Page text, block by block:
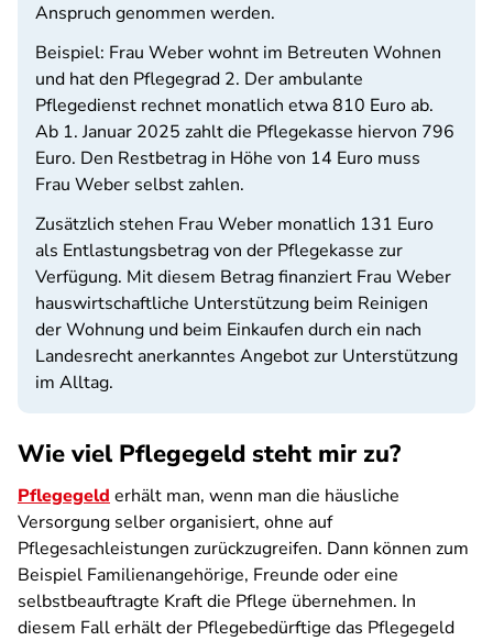
Anspruch genommen werden.
Beispiel: Frau Weber wohnt im Betreuten Wohnen
und hat den Pflegegrad 2. Der ambulante
Pflegedienst rechnet monatlich etwa 810 Euro ab.
Ab 1. Januar 2025 zahlt die Pflegekasse hiervon 796
Euro. Den Restbetrag in Höhe von 14 Euro muss
Frau Weber selbst zahlen.
Zusätzlich stehen Frau Weber monatlich 131 Euro
als Entlastungsbetrag von der Pflegekasse zur
Verfügung. Mit diesem Betrag finanziert Frau Weber
hauswirtschaftliche Unterstützung beim Reinigen
der Wohnung und beim Einkaufen durch ein nach
Landesrecht anerkanntes Angebot zur Unterstützung
im Alltag.
Wie viel Pflegegeld steht mir zu?
Pflegegeld erhält man, wenn man die häusliche
Versorgung selber organisiert, ohne auf
Pflegesachleistungen zurückzugreifen. Dann können zum
Beispiel Familienangehörige, Freunde oder eine
selbstbeauftragte Kraft die Pflege übernehmen. In
diesem Fall erhält der Pflegebedürftige das Pflegegeld